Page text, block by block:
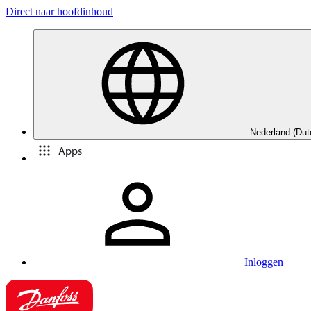
Direct naar hoofdinhoud
Nederland
Apps
Inloggen